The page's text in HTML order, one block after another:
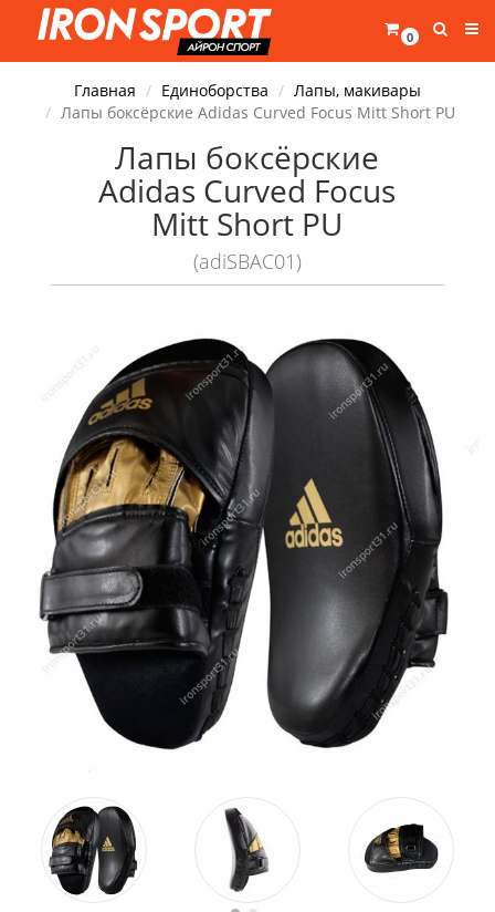
0
Главная Единоборства
Лапы, макивары
Лапы боксёрские Adidas Curved Focus Mitt Short PU
Лапы боксёрские
Adidas Curved Focus
Mitt Short PU
(adiSBAC01)